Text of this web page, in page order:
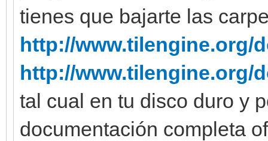
tienes que bajarte las
http://www.tilengine.org/
http://www.tilengine.org/
tal cual en tu disco duro y
documentación completa